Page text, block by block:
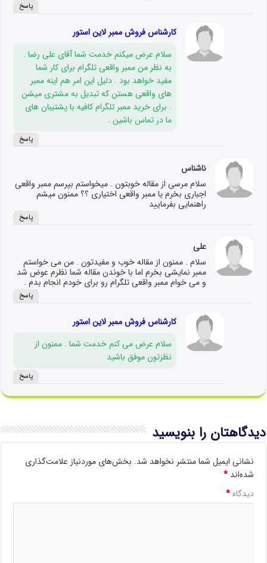
پاسخ
کارشناس فروش ممبر لاین استور
سلام عرض میکنم خدمت شما آقای علی رضا .
به نظر من ممبر واقعی تلگرام برای کار شما
مفید خواهد بود . دلیل این امر هم اینه ممبر
های واقعی هستن که تبدیل به مشتری میشن
. برای خرید ممبر تلگرام کافیه با پشتیبان های
ما در تماس باشین .
پاسخ
ناشناس
سلام مرسی از مقاله خوبتون . میخواستم بپرسم ممبر واقعی
اجباری بخرم یا ممبر واقعی اختیاری ؟؟ ممنون میشم
راهنمایی بفرمایید
پاسخ
علی
سلام . ممنون از مقاله خوب و مفیدتون . من می خواستم
ممبر نمایشی بخرم اما با خوندن مقاله شما نظرم عوض شد
و می خوام ممبر واقعی تلگرام رو برای خودم انجام بدم .
پاسخ
کارشناس فروش ممبر لاین استور
سلام عرض می کنم خدمت شما . ممنون از
نظزتون موفق باشید
پاسخ
دیدگاهتان را بنویسید
نشانی ایمیل شما منتشر نخواهد شد. بخش‌های موردنیاز علامت‌گذاری
شده‌اند*
دیدگاه*